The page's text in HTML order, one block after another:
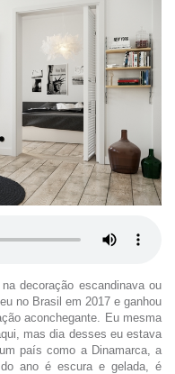
decoração escandinava ou
no Brasil em 2017 e ganhou
aconchegante. Eu mesma
mas dia desses eu estava
país como a Dinamarca, a
ano é escura e gelada, é